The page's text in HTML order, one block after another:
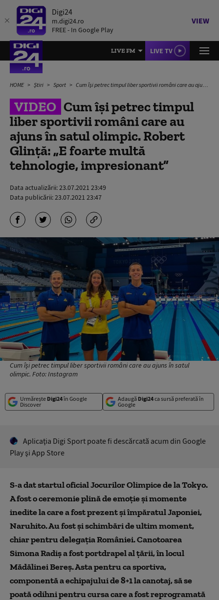
Digi24
m.digi24.ro
FREE - In Google Play
VIEW
LIVE FM LIVE TV
HOME Știri Sport Cum își petrec timpul liber sportivii români care au ajuns în satul olimpic. Robert Glință: „E foarte multă tehnologie, impresionant”
VIDEO Cum își petrec timpul
liber sportivii români care au
ajuns în satul olimpic. Robert
Glință: „E foarte multă
tehnologie, impresionant”
Data actualizării:23.07.2021 23:49
Data publicării:23.07.2021 23:47
Cum își petrec timpul liber sportivii români care au ajuns în satul
olimpic. Foto: Instagram
Urmărește Digi24în Google
Discover
Adaugă Digi24ca sursă preferată în
Google
Aplicaţia Digi Sport poate fi descărcată acum din Google
Play şi App Store
S-a dat startul oficial Jocurilor Olimpice de la Tokyo.
A fost o ceremonie plină de emoție și momente
inedite la care a fost prezent și împăratul Japoniei,
Naruhito. Au fost și schimbări de ultim moment,
chiar pentru delegația României. Canotoarea
Simona Radiş a fost portdrapel al țării, în locul
Mădălinei Bereş. Asta pentru ca sportiva,
componentă a echipajului de 8+1 la canotaj, să se
poată odihni pentru cursa care a fost reprogramată